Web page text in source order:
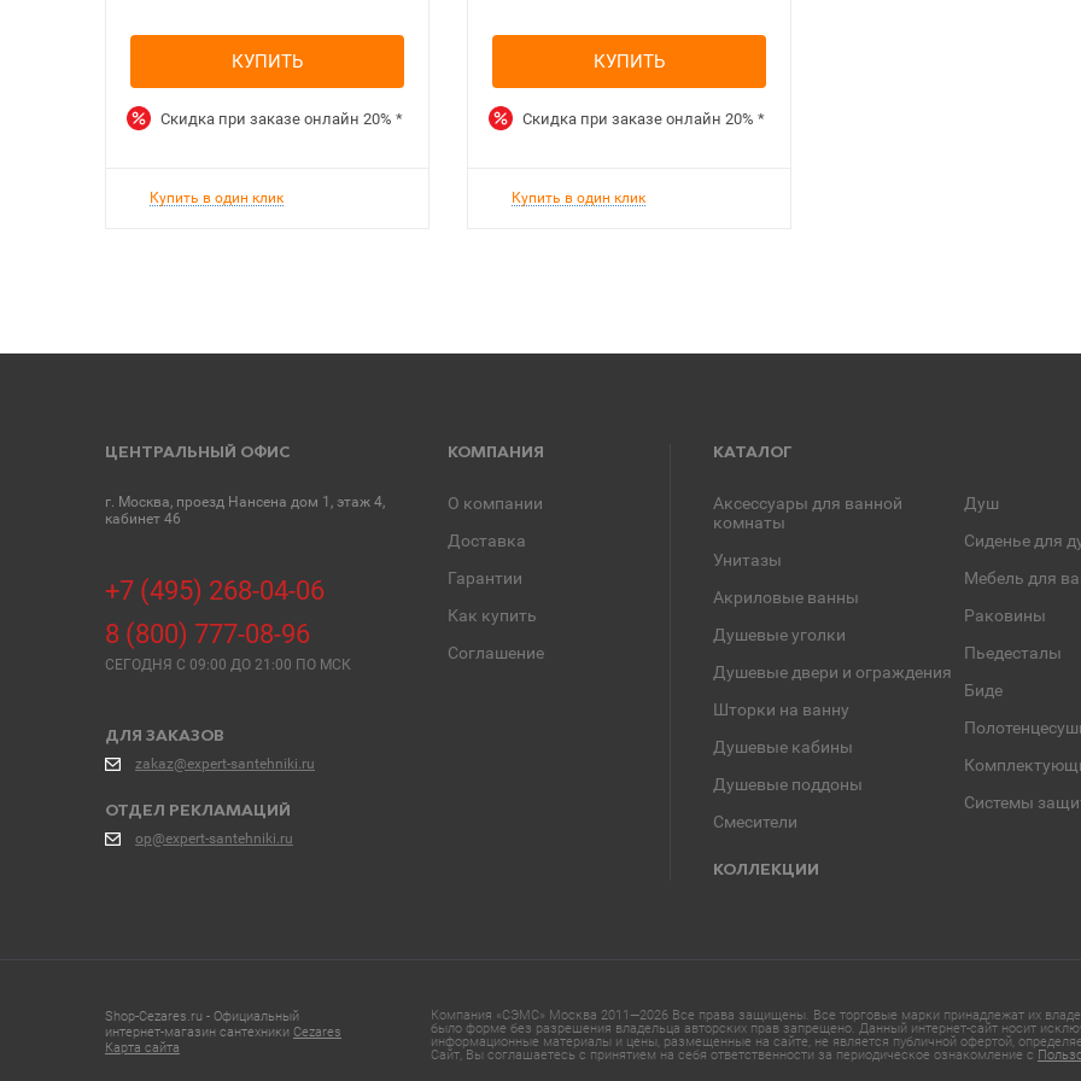
КУПИТЬ
Скидка при заказе онлайн 20% *
Купить в один клик
КУПИТЬ
Скидка при заказе онлайн 20% *
Купить в один клик
ЦЕНТРАЛЬНЫЙ ОФИС
г. Москва, проезд Нансена дом 1, этаж 4,
кабинет 46
+7 (495) 268-04-06
8 (800) 777-08-96
СЕГОДНЯ C 09:00 ДО 21:00 ПО МСК
ДЛЯ ЗАКАЗОВ
zakaz@expert-santehniki.ru
ОТДЕЛ РЕКЛАМАЦИЙ
op@expert-santehniki.ru
КОМПАНИЯ
О компании
Доставка
Гарантии
Как купить
Соглашение
КАТАЛОГ
Аксессуары для ванной
комнаты
Унитазы
Акриловые ванны
Душевые уголки
Душевые двери и ограждения
Шторки на ванну
Душевые кабины
Душевые поддоны
Смесители
Душ
Сиденье для
Мебель для
Раковины
Пьедесталы
Биде
Системы
КОЛЛЕКЦИИ
Shop-Cezares.ru - Официальный
интернет-магазин сантехники Cezares
Карта сайта
Компания «СЭМС» Москва 2011—2026 Все права защищены. Все торговые марки принадлежат их
было форме без разрешения владельца авторских прав запрещено. Данный интернет-сайт носит
информационные материалы и цены, размещенные на сайте, не является публичной офертой,
Сайт, Вы соглашаетесь с принятием на себя ответственности за периодическое ознакомление с